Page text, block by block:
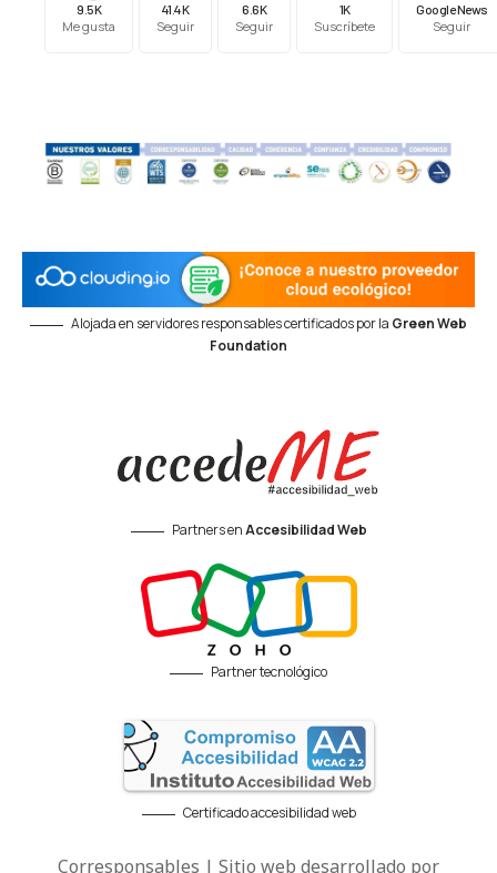
9.5K
Me gusta
41.4K
Seguir
6.6K
Seguir
1K
Suscríbete
Google News
Seguir
Alojada en servidores responsables certificados por la Green Web
Foundation
Partners enAccesibilidad Web
Partner tecnológico
Certificado accesibilidad web
Corresponsables | Sitio web desarrollado por